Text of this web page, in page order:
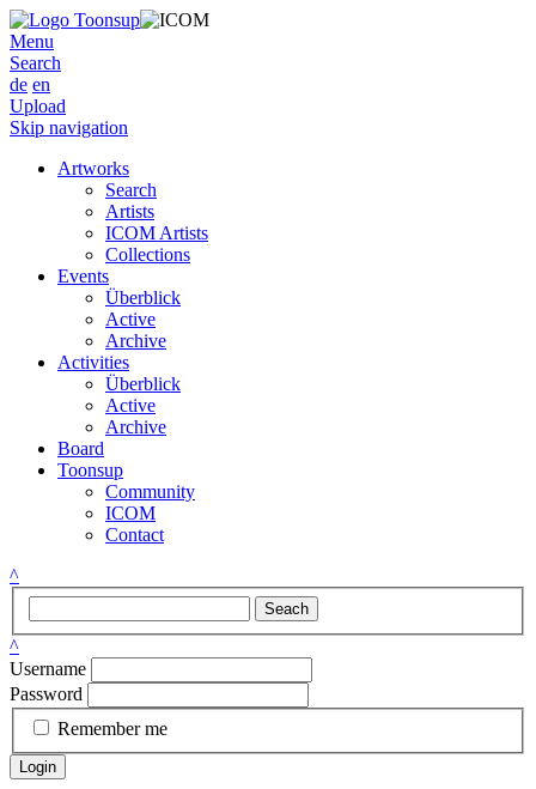
Menu
Search
de en
Upload
Skip navigation
Artworks
Search
Artists
ICOM Artists
Collections
Events
Überblick
Active
Archive
Activities
Überblick
Active
Archive
Board
Toonsup
Community
ICOM
Contact
^
Seach
^
Username
Password
Remember me
Login